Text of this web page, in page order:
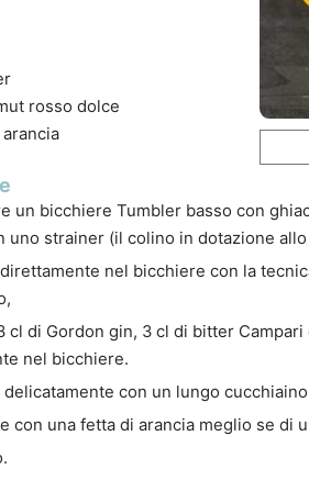
rosso dolce
un bicchiere Tumbler basso con
uno strainer (il colino in dotazione
nel bicchiere con la
cl di Gordon gin, 3 cl di bitter
nel bicchiere.
con un lungo
con una fetta di arancia meglio se di